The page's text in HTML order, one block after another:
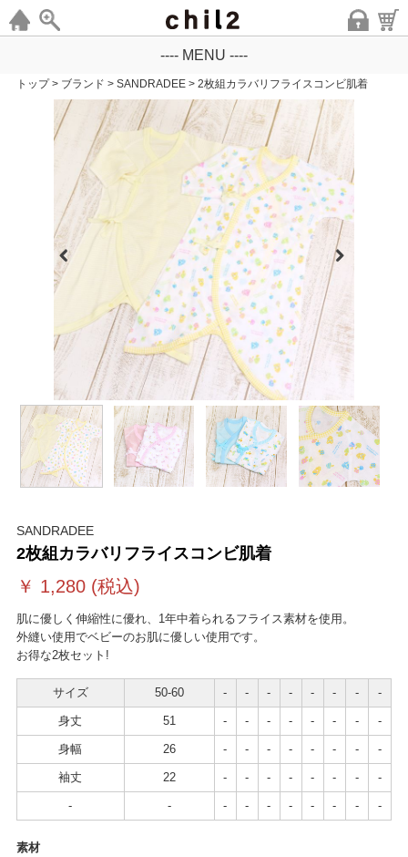
---- MENU ----
トップ > ブランド > SANDRADEE > 2枚組カラバリフライスコンビ肌着
SANDRADEE
2枚組カラバリフライスコンビ肌着
￥ 1,280(税込)
肌に優しく伸縮性に優れ、1年中着られるフライス素材を使用。
外縫い使用でベビーのお肌に優しい使用です。
お得な2枚セット!
サイズ 50-60 - - - - - - - -
身丈 51 - - - - - - - -
身幅 26 - - - - - - - -
袖丈 22 - - - - - - - -
- - - - - - - - - -
素材